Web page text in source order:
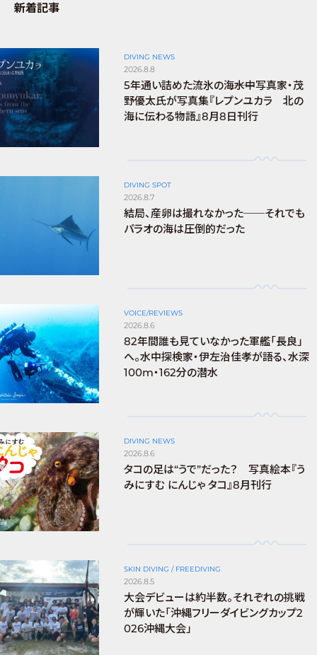
新着記事
DIVING NEWS
2026.8.8
5年通い詰めた流氷の海――水中写真家・茂
野優太氏が写真集『レプンユカラ 北の
海に伝わる物語』8月8日刊行
DIVING SPOT
2026.8.7
結局、産卵は撮れなかった──それでも
パラオの海は圧倒的だった
VOICE/REVIEWS
2026.8.6
82年間誰も見ていなかった軍艦「長良」
へ。水中探検家・伊左治佳孝が語る、水深
100m・162分の潜水
DIVING NEWS
2026.8.6
タコの足は“うで”だった？ 写真絵本『う
みにすむ にんじゃ タコ』8月刊行
SKIN DIVING / FREEDIVING
2026.8.5
大会デビューは約半数。それぞれの挑戦
が輝いた「沖縄フリーダイビングカップ2
026沖縄大会」